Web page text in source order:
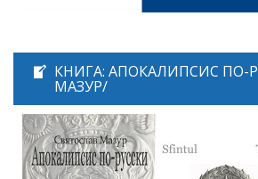
КНИГА: АПОКАЛИПСИС ПО-
МАЗУР/